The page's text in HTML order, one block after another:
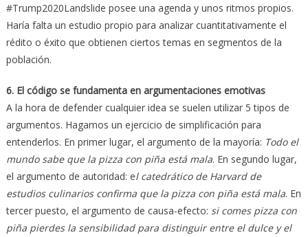
#Trump2020Landslide posee una agenda y unos ritmos propios.
Haría falta un estudio propio para analizar cuantitativamente el
rédito o éxito que obtienen ciertos temas en segmentos de la
población.
6. El código se fundamenta en argumentaciones emotivas
A la hora de defender cualquier idea se suelen utilizar 5 tipos de
argumentos. Hagamos un ejercicio de simplificación para
entenderlos. En primer lugar, el argumento de la mayoría: Todo el
mundo sabe que la pizza con piña está mala. En segundo lugar,
el argumento de autoridad: el catedrático de Harvard de
estudios culinarios confirma que la pizza con piña está mala. En
tercer puesto, el argumento de causa-efecto: si comes pizza con
piña pierdes la sensibilidad para distinguir entre el dulce y el